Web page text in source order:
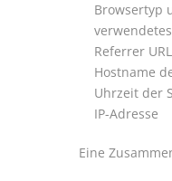
Browsertyp
Referrer URL
Hostname
Uhrzeit der
IP-Adresse
Eine